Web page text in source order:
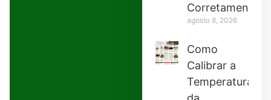
Corretamente
agosto 8, 2026
Como
Calibrar a
Temperatura